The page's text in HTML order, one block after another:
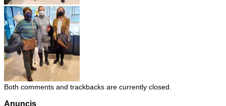
Both comments and trackbacks are currently closed.
Anuncis